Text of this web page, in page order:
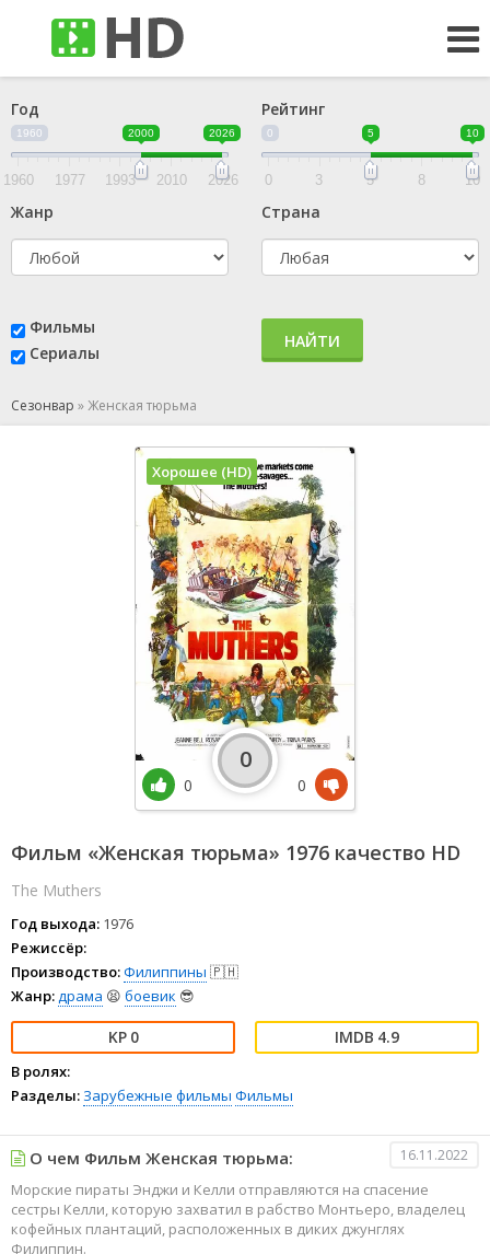
Год
1960 2000 2026
1960 1977 1993 2010 2026
Рейтинг
0 5 10
0 3 5 8 10
Жанр Страна
Фильмы
Сериалы
НАЙТИ
Сезонвар »Женская тюрьма
Фильм «Женская тюрьма» 1976 качество HD
The Muthers
Год выхода: 1976
Режиссёр:
Производство:Филиппины 🇵🇭
Жанр: драма 😫 боевик 😎
0 4.9
В ролях:
Разделы: Зарубежные фильмы Фильмы
Хорошее (HD)
0
0
0
О чем Фильм Женская тюрьма: 16.11.2022
Морские пираты Энджи и Келли отправляются на спасение
сестры Келли, которую захватил в рабство Монтьеро, владелец
кофейных плантаций, расположенных в диких джунглях
Филиппин.